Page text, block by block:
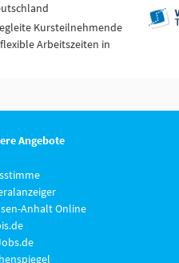
Kursteilnehmende
Arbeitszeiten in
Angebote
Anhalt Online